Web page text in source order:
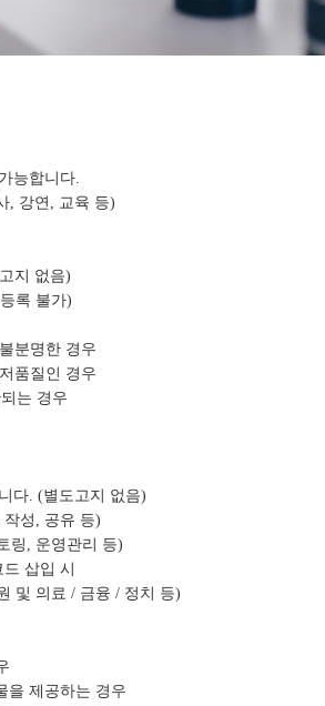
능합니다.
, 강연, 교육 등)
지 없음)
록 불가)
분명한 경우
품질인 경우
는 경우
다. (별도고지 없음)
성, 공유 등)
링, 운영관리 등)
삽입 시
및 의료 / 금융 / 정치 등)
을 제공하는 경우